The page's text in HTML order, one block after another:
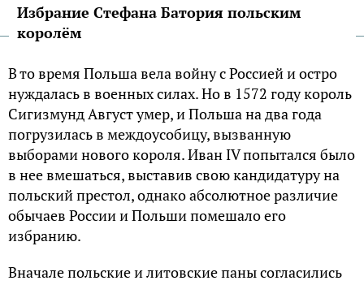
Избрание Стефана Батория польским
королём
В то время Польша вела войну с Россией и остро
нуждалась в военных силах. Но в 1572 году король
Сигизмунд Август умер, и Польша на два года
погрузилась в междоусобицу, вызванную
выборами нового короля. Иван IV попытался было
в нее вмешаться, выставив свою кандидатуру на
польский престол, однако абсолютное различие
обычаев России и Польши помешало его
избранию.
Вначале польские и литовские паны согласились